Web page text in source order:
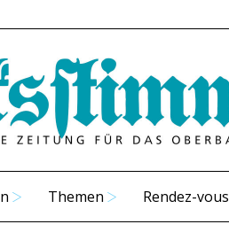
Themen Rendez-vous